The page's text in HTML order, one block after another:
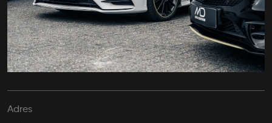
Adres